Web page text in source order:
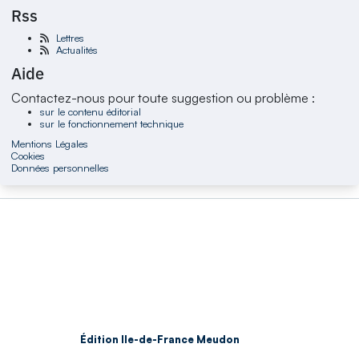
Rss
Lettres
Actualités
Aide
Contactez-nous pour toute suggestion ou problème :
sur le contenu éditorial
sur le fonctionnement technique
Mentions Légales
Cookies
Données personnelles
Édition Ile-de-France Meudon